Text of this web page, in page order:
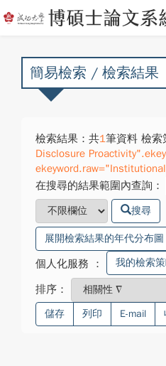
簡易檢索 / 檢索結果
檢索結果：共1筆資料 檢索
Disclosure
在搜尋的結果範圍內查詢：
搜尋
展開檢索結果的年代分布圖
個人化服務 ： 我的檢索
排序：
儲存 列印 E-mail